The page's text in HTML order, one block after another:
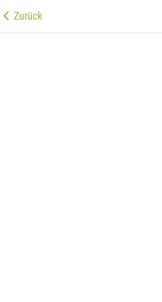
Zurück